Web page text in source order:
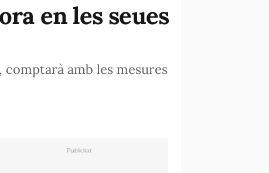
en les seues
comptarà amb les mesures